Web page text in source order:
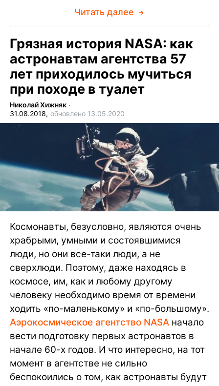
Читать далее
Грязная история NASA: как
астронавтам агентства 57
лет приходилось мучиться
при походе в туалет
Николай Хижняк ∙
31.08.2018, обновлено 13.05.2020
Космонавты, безусловно, являются очень
храбрыми, умными и состоявшимися
люди, но они все-таки люди, а не
сверхлюди. Поэтому, даже находясь в
космосе, им, как и любому другому
человеку необходимо время от времени
ходить «по-маленькому» и «по-большому».
Аэрокосмическое агентство NASA начало
вести подготовку первых астронавтов в
начале 60-х годов. И что интересно, на тот
момент в агентстве не сильно
беспокоились о том, как астронавты будут